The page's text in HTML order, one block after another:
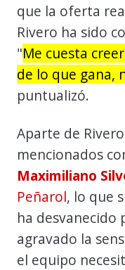
que la oferta
Rivero ha sido
"Me cuesta
de lo que gana,
puntualizó.
Aparte de
mencionados
Maximiliano
Peñarol, lo que
ha desvanecido
agravado la
el equipo